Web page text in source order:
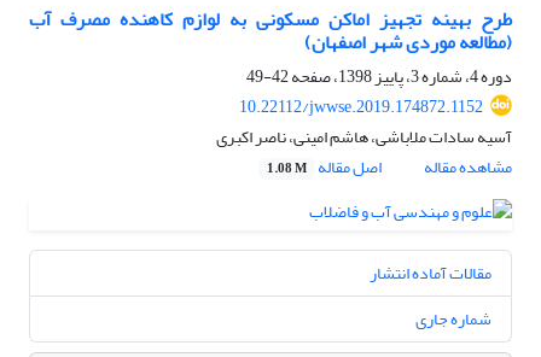
طرح بهینه تجهیز اماکن مسکونی به لوازم کاهنده مصرف آب
(مطالعه موردی شهر اصفهان)
دوره 4، شماره 3، پاییز 1398، صفحه
42-49
10.22112/jwwse.2019.174872.1152
آسیه سادات ملاباشی، هاشم امینی، ناصر اکبری
مشاهده مقاله
اصل مقاله 1.08 M
مقالات آماده انتشار
شماره جاری